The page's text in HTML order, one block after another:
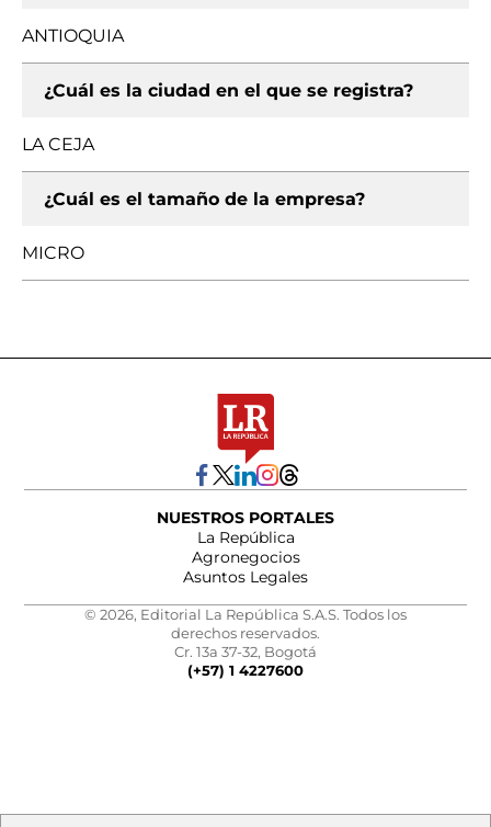
ANTIOQUIA
¿Cuál es la ciudad en el que se registra?
LA CEJA
¿Cuál es el tamaño de la empresa?
MICRO
NUESTROS PORTALES
La República
Agronegocios
Asuntos Legales
© 2026, Editorial La República S.A.S. Todos los
derechos reservados.
Cr. 13a 37-32, Bogotá
(+57) 1 4227600